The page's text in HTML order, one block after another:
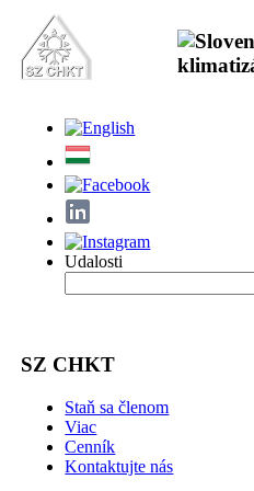
Udalosti
SZ CHKT
Staň sa členom
Viac
Cenník
Kontaktujte nás